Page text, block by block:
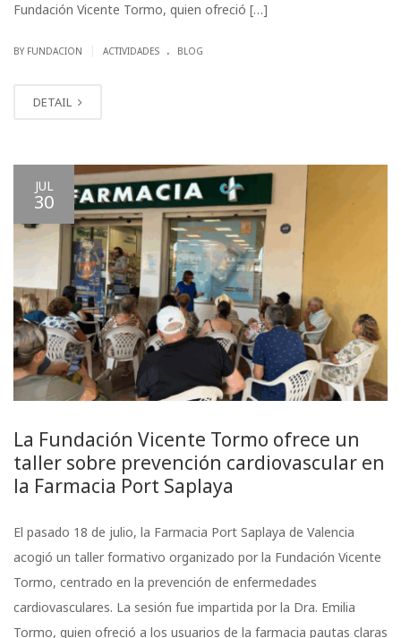
Fundación Vicente Tormo, quien ofreció […]
BY FUNDACION ACTIVIDADES . BLOG
DETAIL
JUL
30
La Fundación Vicente Tormo ofrece un
taller sobre prevención cardiovascular en
la Farmacia Port Saplaya
El pasado 18 de julio, la Farmacia Port Saplaya de Valencia
acogió un taller formativo organizado por la Fundación Vicente
Tormo, centrado en la prevención de enfermedades
cardiovasculares. La sesión fue impartida por la Dra. Emilia
Tormo, quien ofreció a los usuarios de la farmacia pautas claras